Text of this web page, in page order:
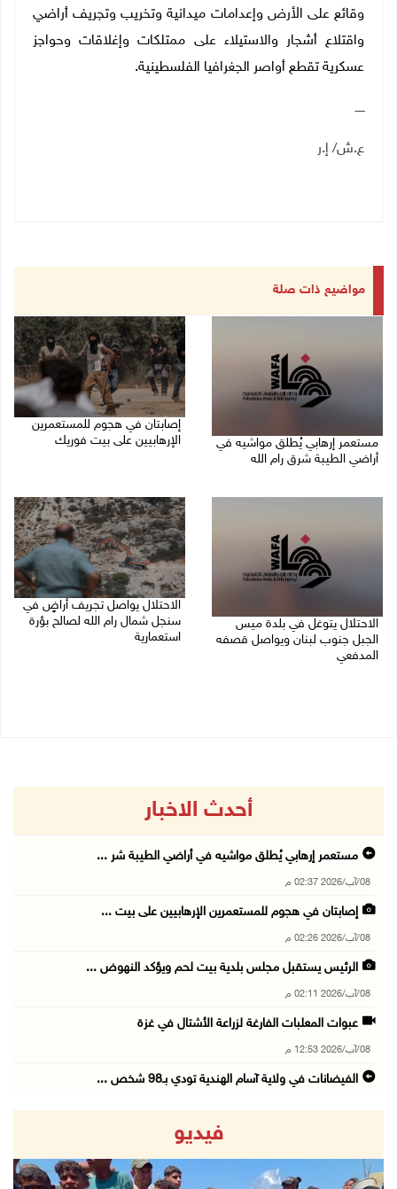
وقائع على الأرض وإعدامات ميدانية وتخريب وتجريف أراضي
واقتلاع أشجار والاستيلاء على ممتلكات وإغلاقات وحواجز
عسكرية تقطع أواصر الجغرافيا الفلسطينية.
ـــــ
ع.ش/ إ.ر
مواضيع ذات صلة
مستعمر إرهابي يُطلق مواشيه في
أراضي الطيبة شرق رام الله
إصابتان في هجوم للمستعمرين
الإرهابيين على بيت فوريك
الاحتلال يتوغل في بلدة ميس
الجبل جنوب لبنان ويواصل قصفه
المدفعي
الاحتلال يواصل تجريف أراضٍ في
سنجل شمال رام الله لصالح بؤرة
استعمارية
أحدث الاخبار
مستعمر إرهابي يُطلق مواشيه في أراضي الطيبة شر ...
08/آب/2026 02:37 م
إصابتان في هجوم للمستعمرين الإرهابيين على بيت ...
08/آب/2026 02:26 م
الرئيس يستقبل مجلس بلدية بيت لحم ويؤكد النهوض ...
08/آب/2026 02:11 م
عبوات المعلبات الفارغة لزراعة الأشتال في غزة
08/آب/2026 12:53 م
الفيضانات في ولاية آسام الهندية تودي بـ98 شخص ...
الاحتلال يتوغل في بلدة ميس الجبل جنوب لبنان و ...
08/آب/2026 12:39 م
فيديو